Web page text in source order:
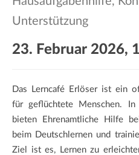
Unterstützung
23. Februar 2026,
Das Lerncafé Erlöser ist ein
für geflüchtete Menschen. In
bieten Ehrenamtliche Hilfe
beim Deutschlernen und
Ziel ist es, Lernen zu